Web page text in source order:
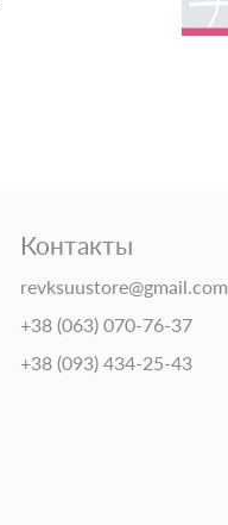
Контакты
revksuustore@gmail.com
+38 (063) 070-76-37
+38 (093) 434-25-43